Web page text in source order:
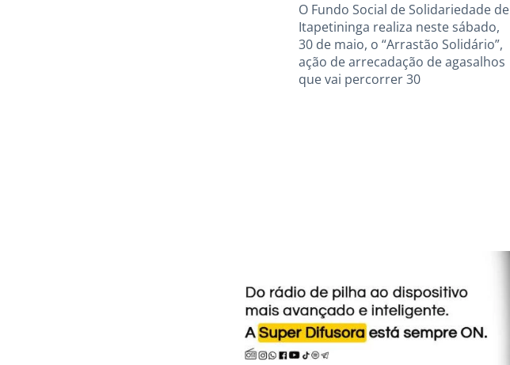
O Fundo Social de Solidariedade de
Itapetininga realiza neste sábado,
30 de maio, o “Arrastão Solidário”,
ação de arrecadação de agasalhos
que vai percorrer 30